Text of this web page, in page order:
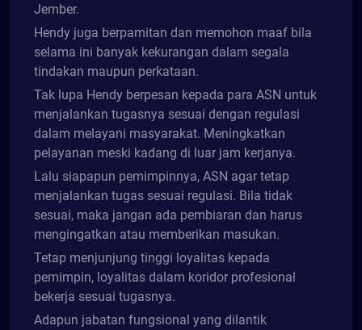
Jember.
Hendy juga berpamitan dan memohon maaf bila
selama ini banyak kekurangan dalam segala
tindakan maupun perkataan.
Tak lupa Hendy berpesan kepada para ASN untuk
menjalankan tugasnya sesuai dengan regulasi
dalam melayani masyarakat. Meningkatkan
pelayanan meski kadang di luar jam kerjanya.
Lalu siapapun pemimpinnya, ASN agar tetap
menjalankan tugas sesuai regulasi. Bila tidak
sesuai, maka jangan ada pembiaran dan harus
mengingatkan atau memberikan masukan.
Tetap menjunjung tinggi loyalitas kepada
pemimpin, loyalitas dalam koridor profesional
bekerja sesuai tugasnya.
Adapun jabatan fungsional yang dilantik